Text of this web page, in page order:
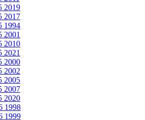
2019
2017
1994
2001
2010
2021
2000
2002
2005
2007
2020
1998
1999